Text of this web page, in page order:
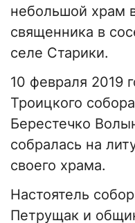
небольшой храм
священника в
селе Старики.
10 февраля 2019
Троицкого
Берестечко
собралась на
своего храма.
Настоятель
Петрущак и